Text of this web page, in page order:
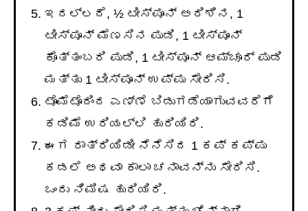
ಇದಲ್ಲದೆ, ½ ಟೀಸ್ಪೂನ್ ಅರಿಶಿನ, 1
ಟೀಸ್ಪೂನ್ ಮೆಣಸಿನ ಪುಡಿ, 1 ಟೀಸ್ಪೂನ್
ಕೊತ್ತಂಬರಿ ಪುಡಿ, 1 ಟೀಸ್ಪೂನ್ ಆಮ್ಚೂರ್ ಪುಡಿ
ಮತ್ತು 1 ಟೀಸ್ಪೂನ್ ಉಪ್ಪು ಸೇರಿಸಿ.
ಟೊಮೆಟೊದಿಂದ ಎಣ್ಣೆ ಬಿಡುಗಡೆಯಾಗುವವರೆಗೆ
ಕಡಿಮೆ ಉರಿಯಲ್ಲಿ ಹುರಿಯಿರಿ.
ಈಗ ರಾತ್ರಿಯಿಡೀ ನೆನೆಸಿದ 1 ಕಪ್ ಕಪ್ಪು
ಕಡಲೆ ಅಥವಾ ಕಾಲಾ ಚನಾವನ್ನು ಸೇರಿಸಿ.
ಒಂದು ನಿಮಿಷ ಹುರಿಯಿರಿ.